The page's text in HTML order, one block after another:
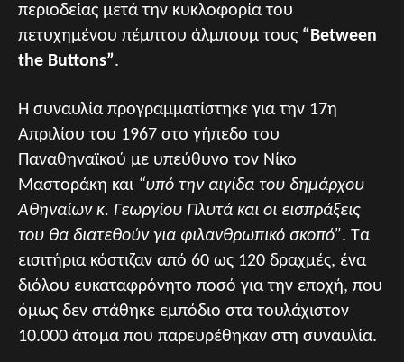
περιοδείας μετά την κυκλοφορία του
πετυχημένου πέμπτου άλμπουμ τους “Between
the Buttons”.
Η συναυλία προγραμματίστηκε για την 17η
Απριλίου του 1967 στο γήπεδο του
Παναθηναϊκού με υπεύθυνο τον Νίκο
Μαστοράκη και “υπό την αιγίδα του δημάρχου
Αθηναίων κ. Γεωργίου Πλυτά και οι εισπράξεις
του θα διατεθούν για φιλανθρωπικό σκοπό”. Τα
εισιτήρια κόστιζαν από 60 ως 120 δραχμές, ένα
διόλου ευκαταφρόνητο ποσό για την εποχή, που
όμως δεν στάθηκε εμπόδιο στα τουλάχιστον
10.000 άτομα που παρευρέθηκαν στη συναυλία.